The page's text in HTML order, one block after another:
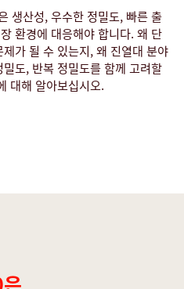
생산성, 우수한 정밀도, 빠른 출
환경에 대응해야 합니다. 왜 단
가 될 수 있는지, 왜 진열대 분야
도, 반복 정밀도를 함께 고려할
대해 알아보십시오.